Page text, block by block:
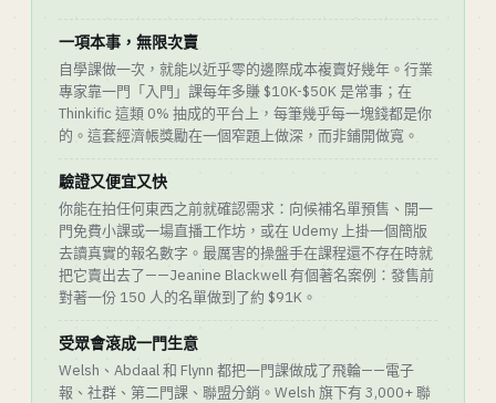
一項本事，無限次賣
自學課做一次，就能以近乎零的邊際成本複賣好幾年。行業
專家靠一門「入門」課每年多賺 $10K-$50K 是常事；在
Thinkific 這類 0% 抽成的平台上，每筆幾乎每一塊錢都是你
的。這套經濟帳獎勵在一個窄題上做深，而非鋪開做寬。
驗證又便宜又快
你能在拍任何東西之前就確認需求：向候補名單預售、開一
門免費小課或一場直播工作坊，或在 Udemy 上掛一個簡版
去讀真實的報名數字。最厲害的操盤手在課程還不存在時就
把它賣出去了——Jeanine Blackwell 有個著名案例：發售前
對著一份 150 人的名單做到了約 $91K。
受眾會滾成一門生意
Welsh、Abdaal 和 Flynn 都把一門課做成了飛輪——電子
報、社群、第二門課、聯盟分銷。Welsh 旗下有 3,000+ 聯